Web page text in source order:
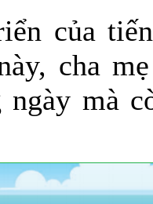
của
cha
ngày mà